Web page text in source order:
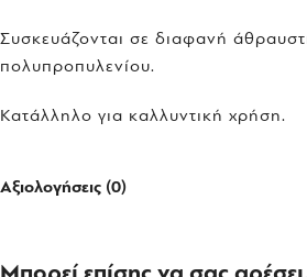
Συσκευάζονται σε διαφανή
πολυπροπυλενίου.
Κατάλληλο για καλλυντική χρήση.
Αξιολογήσεις (0)